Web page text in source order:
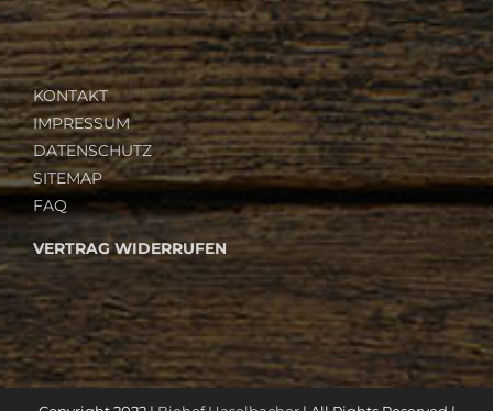
KONTAKT
IMPRESSUM
DATENSCHUTZ
SITEMAP
FAQ
VERTRAG WIDERRUFEN